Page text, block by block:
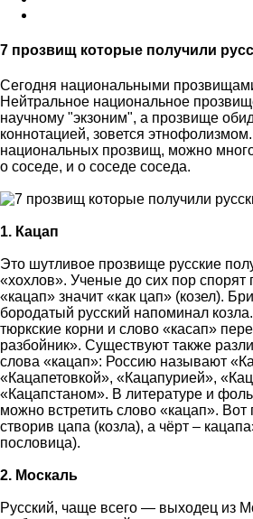
7 прозвищ которые получили
Сегодня национальными
Нейтральное национальное
научному "экзоним", а прозвище
коннотацией, зовется
национальных прозвищ, можно
о соседе, и о соседе соседа.
1. Кацап
Это шутливое прозвище русские
«хохлов». Ученые до сих пор спорят
«кацап» значит «как цап» (козел).
бородатый русский напоминал
тюркские корни и слово «касап»
разбойник». Существуют также
слова «кацап»: Россию называют
«Кацапетовкой», «Кацапурией»,
«Кацапстаном». В литературе и
можно встретить слово «кацап».
створив цапа (козла), а чёрт –
пословица).
2. Москаль
Русский, чаще всего — выходец из